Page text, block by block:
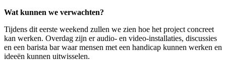
Wat kunnen we verwachten?
Tijdens dit eerste weekend zullen we zien hoe het project concreet
kan werken. Overdag zijn er audio- en video-installaties, discussies
en een barista bar waar mensen met een handicap kunnen werken en
ideeën kunnen uitwisselen.